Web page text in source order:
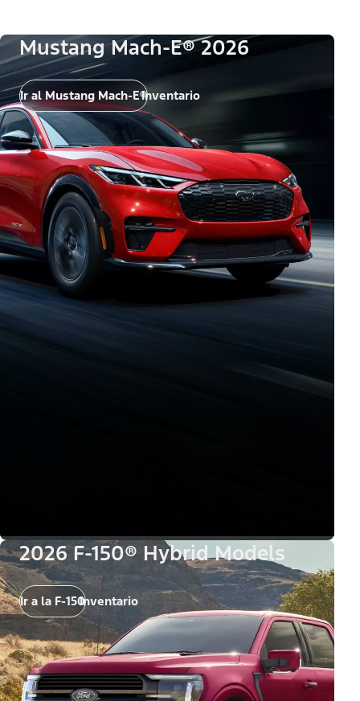
Mustang Mach-E® 2026
Ir al Mustang Mach-E®Inventario
2026 F-150® Hybrid Models
Ir a la F-150Inventario